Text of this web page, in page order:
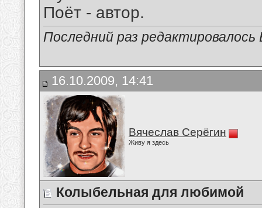
Поёт - автор.
Последний раз
16.10.2009, 14:41
Вячеслав Серёгин
Живу я здесь
Колыбельная для любимой